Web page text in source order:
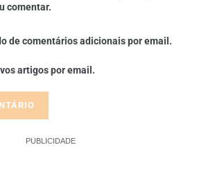
comentar.
de comentários adicionais por email.
artigos por email.
PUBLICIDADE